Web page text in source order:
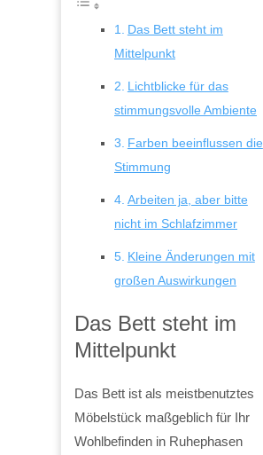
Das Bett steht im
Mittelpunkt
Lichtblicke für das
stimmungsvolle Ambiente
Farben beeinflussen die
Stimmung
Arbeiten ja, aber bitte
nicht im Schlafzimmer
Kleine Änderungen mit
großen Auswirkungen
Das Bett steht im
Mittelpunkt
Das Bett ist als meistbenutztes
Möbelstück maßgeblich für Ihr
Wohlbefinden in Ruhephasen